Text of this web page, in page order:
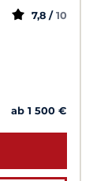
7,8 / 10
ab 1 500 €